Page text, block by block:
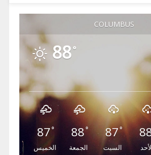
COLUMBUS
88 °
87°
الخميس
88°
الجمعة
87°
السبت